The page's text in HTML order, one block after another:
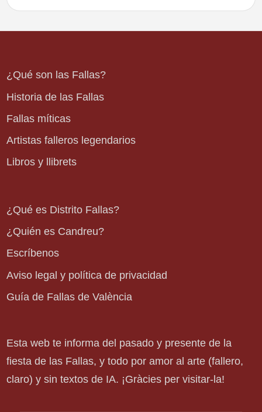
¿Qué son las Fallas?
Historia de las Fallas
Fallas míticas
Artistas falleros legendarios
Libros y llibrets
¿Qué es Distrito Fallas?
¿Quién es Candreu?
Escríbenos
Aviso legal y política de privacidad
Guía de Fallas de València
Esta web te informa del pasado y presente de la
fiesta de las Fallas, y todo por amor al arte (fallero,
claro) y sin textos de IA. ¡Gràcies per visitar-la!